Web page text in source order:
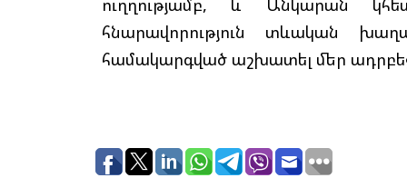
ուղղությամբ, և Անկարան
հնարավորություն տևական
համակարգված աշխատել մեր